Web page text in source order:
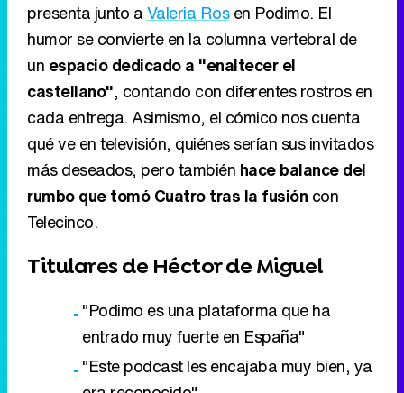
presenta junto aValeria Rosen Podimo. El
humor se convierte en la columna vertebral de
un espacio dedicado a "enaltecer el
castellano", contando con diferentes rostros en
cada entrega. Asimismo, el cómico nos cuenta
qué ve en televisión, quiénes serían sus invitados
más deseados, pero también hace balance del
rumbo que tomó Cuatro tras la fusión con
Telecinco.
Titulares de Héctor de Miguel
"Podimo es una plataforma que ha
entrado muy fuerte en España"
"Este podcast les encajaba muy bien, ya